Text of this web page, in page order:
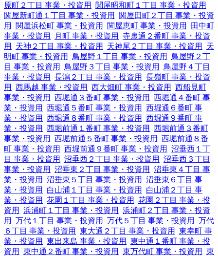
原町２丁目 事業・投資用
関屋昭和町１丁目 事業・投資用
関屋新町通１丁目 事業・投資用
関屋田町２丁目 事業・投資
用
関屋浜松町 事業・投資用 関屋恵町 事業・投資用
田中町
事業・投資用
月町 事業・投資用
寺裏通２番町 事業・投資
用
天神２丁目 事業・投資用 天神尾２丁目 事業・投資用
天
明町 事業・投資用
鳥屋野１丁目 事業・投資用
鳥屋野２丁
目 事業・投資用
鳥屋野３丁目 事業・投資用
鳥屋野４丁目
事業・投資用
長潟２丁目 事業・投資用
長嶺町 事業・投資
用
西馬越 事業・投資用 西大畑町 事業・投資用
西船見町
事業・投資用
西堀通３番町 事業・投資用
西堀通４番町 事
業・投資用
西堀通５番町 事業・投資用
西堀通６番町 事
業・投資用
西堀通８番町 事業・投資用
西堀通９番町 事
業・投資用
西堀前通１番町 事業・投資用
西堀前通３番町
事業・投資用
西堀前通５番町 事業・投資用
西堀前通８番
町 事業・投資用
西堀前通９番町 事業・投資用
沼垂西１丁
目 事業・投資用
沼垂西２丁目 事業・投資用
沼垂西３丁目
事業・投資用
沼垂東２丁目 事業・投資用
沼垂東４丁目 事
業・投資用
沼垂東５丁目 事業・投資用
沼垂東６丁目 事
業・投資用
白山浦１丁目 事業・投資用
白山浦２丁目 事
業・投資用
花園１丁目 事業・投資用
花園２丁目 事業・投
資用
浜浦町１丁目 事業・投資用
浜浦町２丁目 事業・投資
用
万代１丁目 事業・投資用 万代５丁目 事業・投資用
万代
６丁目 事業・投資用
東大通２丁目 事業・投資用
東幸町 事
業・投資用
東出来島 事業・投資用
東中通１番町 事業・投
資用
東中通２番町 事業・投資用 東万代町 事業・投資用
東